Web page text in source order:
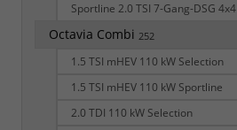
Sportline 2.0 TSI 7-Gang-DSG 4x4
Octavia Combi 252
1.5 TSI mHEV 110 kW Selection
1.5 TSI mHEV 110 kW Sportline
2.0 TDI 110 kW Selection